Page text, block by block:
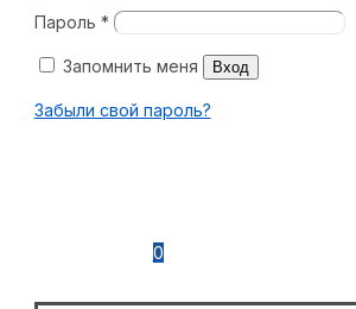
Пароль *
Запомнить меня Вход
Забыли свой пароль?
0